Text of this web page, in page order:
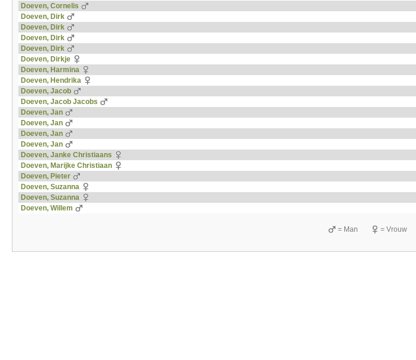
Doeven, Cornelis
Doeven, Dirk
Doeven, Dirk
Doeven, Dirk
Doeven, Dirk
Doeven, Dirkje
Doeven, Harmina
Doeven, Hendrika
Doeven, Jacob
Doeven, Jacob Jacobs
Doeven, Jan
Doeven, Jan
Doeven, Jan
Doeven, Jan
Doeven, Janke Christiaans
Doeven, Marijke Christiaan
Doeven, Pieter
Doeven, Suzanna
Doeven, Suzanna
Doeven, Willem
= Man = Vrouw